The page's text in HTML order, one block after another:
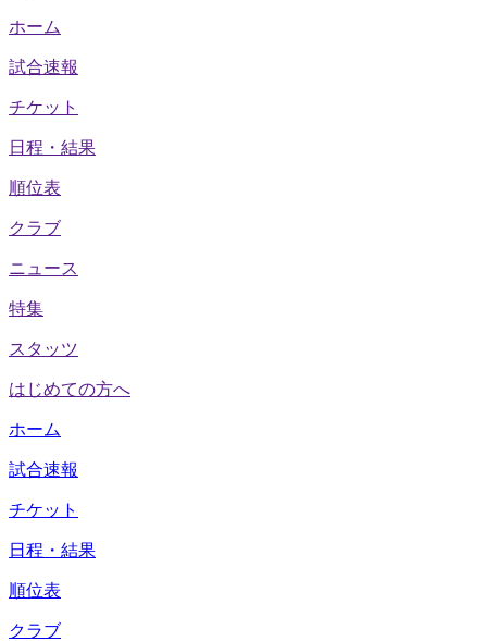
ホーム
試合速報
チケット
日程・結果
順位表
クラブ
ニュース
特集
スタッツ
はじめての方へ
ホーム
試合速報
チケット
日程・結果
順位表
クラブ